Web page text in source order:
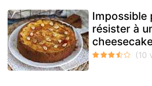
Impossible
résister à